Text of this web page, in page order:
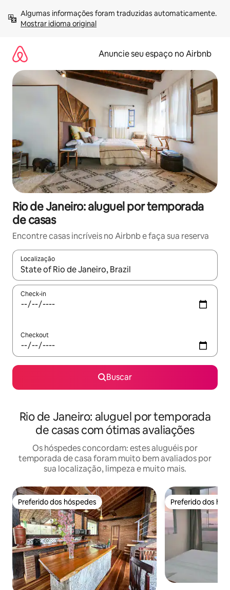
para
Mostrar idioma original
Anuncie seu espaço no Airbnb
Rio de Janeiro: aluguel por temporada
de casas
Encontre casas incríveis no Airbnb e faça sua reserva
Localização
Quando os resultados estiverem disponíveis, explore-os
Check-in
Checkout
Buscar
Rio de Janeiro: aluguel por temporada
de casas com ótimas avaliações
Os hóspedes concordam: estes aluguéis por
temporada de casa foram muito bem avaliados por
sua localização, limpeza e muito mais.
Preferido dos hóspedes
Preferido dos hóspedes Preferido dos
Preferido dos